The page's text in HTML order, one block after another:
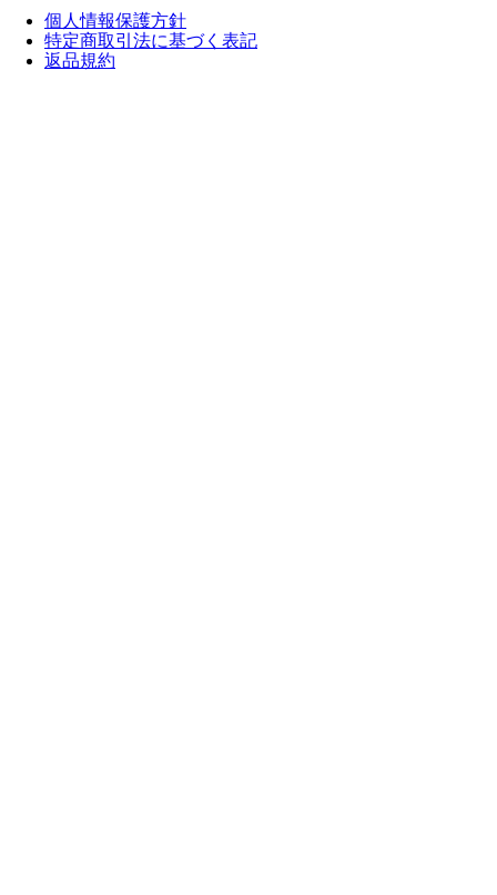
個人情報保護方針
特定商取引法に基づく表記
返品規約